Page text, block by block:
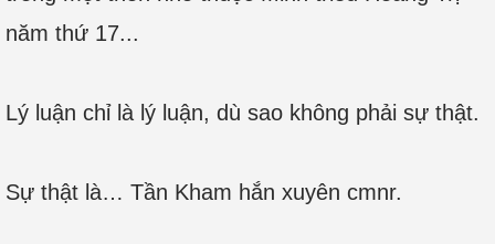
năm thứ 17...
Lý luận chỉ là lý luận, dù sao không phải sự thật.
Sự thật là… Tần Kham hắn xuyên cmnr.